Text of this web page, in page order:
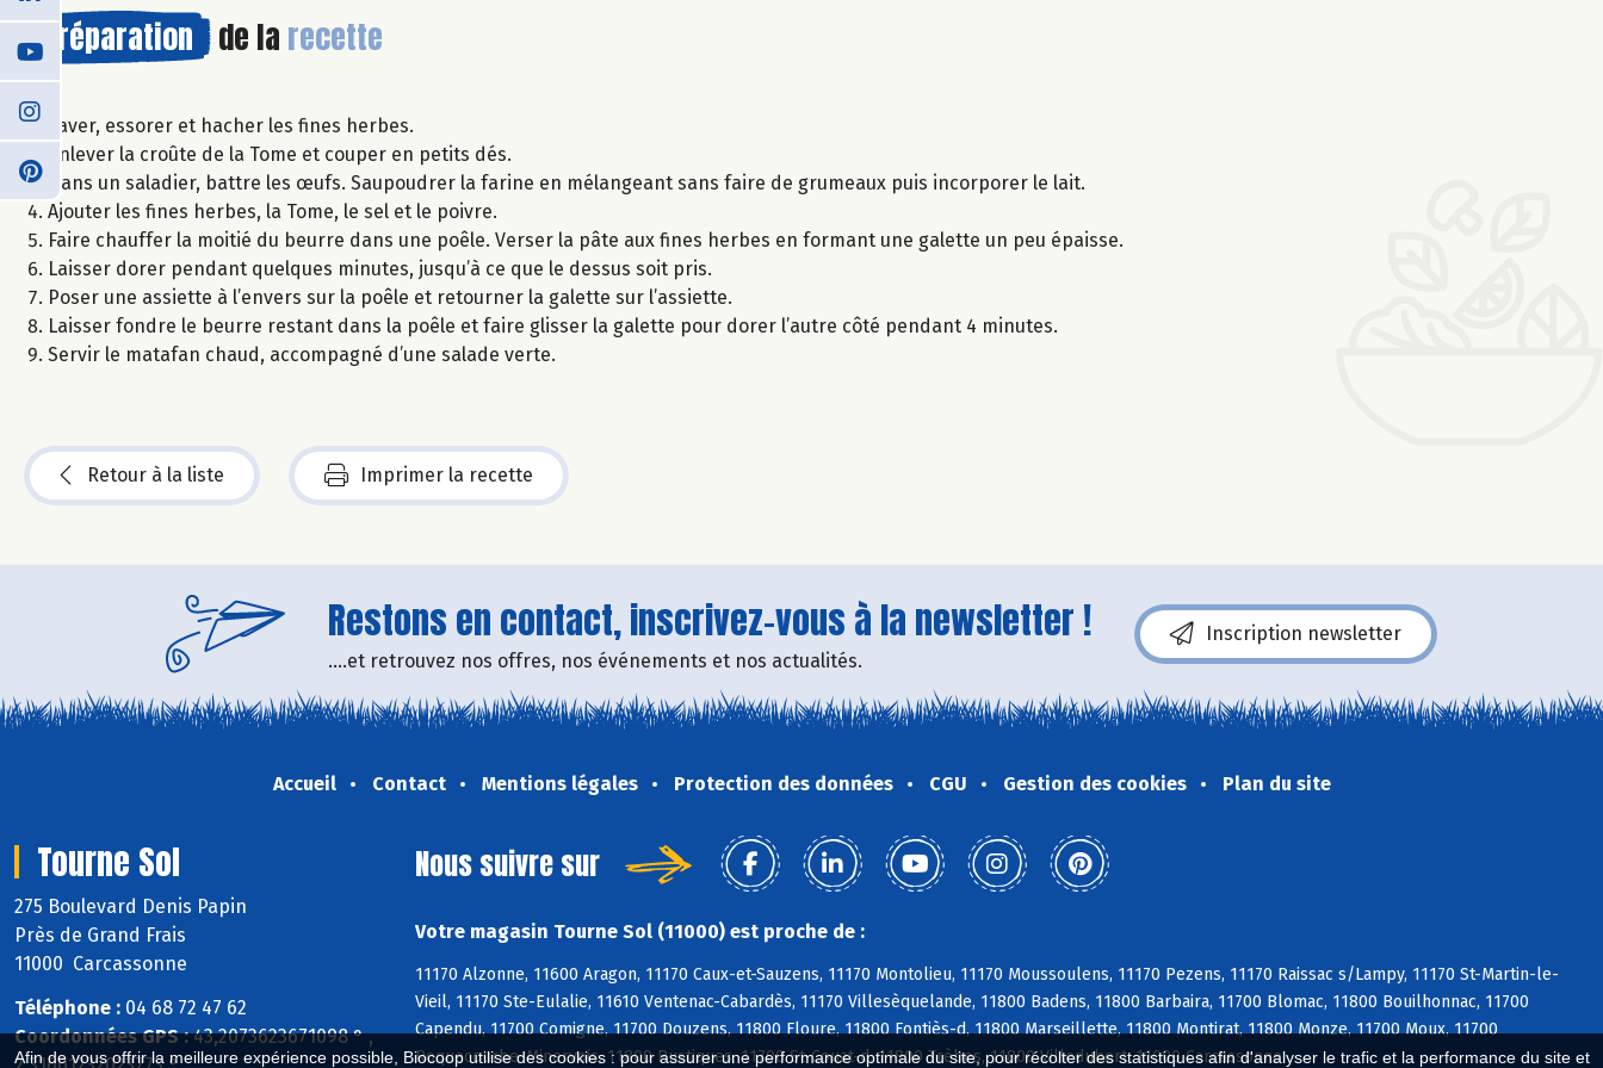
Afin de vous offrir la meilleure expérience possible, Biocoop utilise des cookies : pour assurer une performance optimale du site, pour récolter des statistiques afin d'analyser le trafic et la performance du site et
Préparation de la recette
Laver, essorer et hacher les fines herbes.
Enlever la croûte de la Tome et couper en petits dés.
Dans un saladier, battre les œufs. Saupoudrer la farine en mélangeant sans faire de grumeaux puis incorporer le lait.
Ajouter les fines herbes, la Tome, le sel et le poivre.
Faire chauffer la moitié du beurre dans une poêle. Verser la pâte aux fines herbes en formant une galette un peu épaisse.
Laisser dorer pendant quelques minutes, jusqu’à ce que le dessus soit pris.
Poser une assiette à l’envers sur la poêle et retourner la galette sur l’assiette.
Laisser fondre le beurre restant dans la poêle et faire glisser la galette pour dorer l’autre côté pendant 4 minutes.
Servir le matafan chaud, accompagné d’une salade verte.
Retour à la liste Imprimer la recette
Restons en contact, inscrivez-vous à la newsletter !
....et retrouvez nos offres, nos événements et nos actualités.
Inscription newsletter
Accueil Contact Mentions légales Protection des données CGU Gestion des cookies Plan du site
Tourne Sol
275 Boulevard Denis Papin
Près de Grand Frais
11000 Carcassonne
Téléphone : 04 68 72 47 62
Coordonnées GPS :43,2073623671098 ° ,
Nous suivre sur
Votre magasin Tourne Sol (11000) est proche de :
11170 Alzonne, 11600 Aragon, 11170 Caux-et-Sauzens, 11170 Montolieu, 11170 Moussoulens, 11170 Pezens, 11170 Raissac s/Lampy, 11170 St-Martin-le-
Vieil, 11170 Ste-Eulalie, 11610 Ventenac-Cabardès, 11170 Villesèquelande, 11800 Badens, 11800 Barbaira, 11700 Blomac, 11800 Bouilhonnac, 11700
Capendu, 11700 Comigne, 11700 Douzens, 11800 Floure, 11800 Fontiès-d, 11800 Marseillette, 11800 Montirat, 11800 Monze, 11700 Moux, 11700
Roquecourbe-Minervois, 11800 Rustiques, 11700 St-Couat-d, 11800 Trèbes, 11800 Villedubert, 11000 Carcassonne